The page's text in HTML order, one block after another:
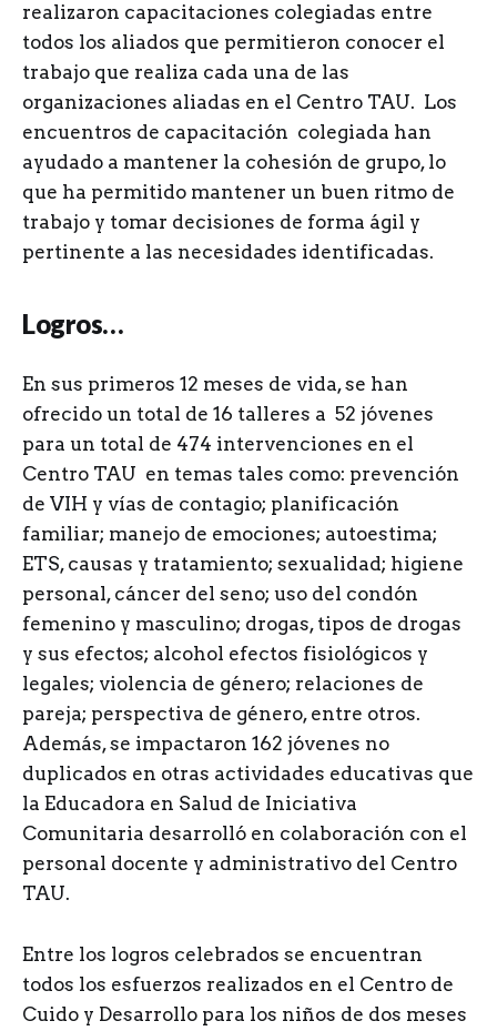
realizaron capacitaciones colegiadas entre
todos los aliados que permitieron conocer el
trabajo que realiza cada una de las
organizaciones aliadas en el Centro TAU. Los
encuentros de capacitación colegiada han
ayudado a mantener la cohesión de grupo, lo
que ha permitido mantener un buen ritmo de
trabajo y tomar decisiones de forma ágil y
pertinente a las necesidades identificadas.
Logros…
En sus primeros 12 meses de vida, se han
ofrecido un total de 16 talleres a 52 jóvenes
para un total de 474 intervenciones en el
Centro TAU en temas tales como: prevención
de VIH y vías de contagio; planificación
familiar; manejo de emociones; autoestima;
ETS, causas y tratamiento; sexualidad; higiene
personal, cáncer del seno; uso del condón
femenino y masculino; drogas, tipos de drogas
y sus efectos; alcohol efectos fisiológicos y
legales; violencia de género; relaciones de
pareja; perspectiva de género, entre otros.
Además, se impactaron 162 jóvenes no
duplicados en otras actividades educativas que
la Educadora en Salud de Iniciativa
Comunitaria desarrolló en colaboración con el
personal docente y administrativo del Centro
TAU.
Entre los logros celebrados se encuentran
todos los esfuerzos realizados en el Centro de
Cuido y Desarrollo para los niños de dos meses